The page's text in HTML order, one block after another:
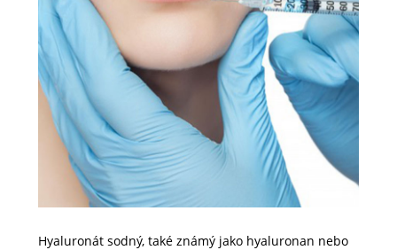
Hyaluronát sodný, také známý jako hyaluronan nebo